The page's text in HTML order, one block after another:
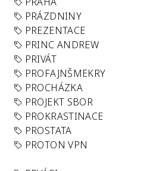
PRÁZDNINY
PREZENTACE
PRINC ANDREW
PRIVÁT
PROFAJNŠMEKRY
PROCHÁZKA
PROJEKT SBOR
PROKRASTINACE
PROSTATA
PROTON VPN